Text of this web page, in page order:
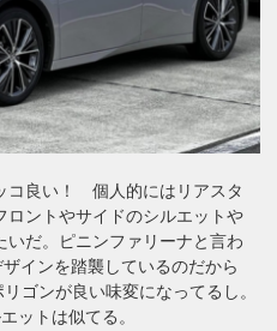
コ良い！ 個人的にはリアスタ
ロントやサイドのシルエットや
だ。ピニンファリーナと言わ
インを踏襲しているのだから
ゴンが良い味変になってるし。
ットは似てる。